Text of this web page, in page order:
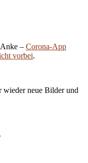
– Corona-App
vorbei.
wieder neue Bilder und